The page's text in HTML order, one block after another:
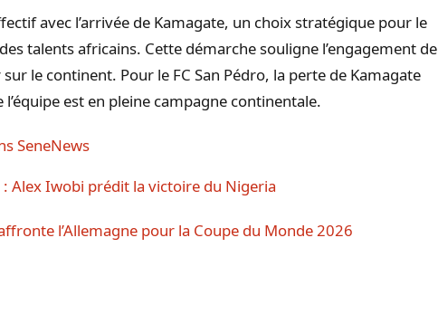
avec l’arrivée de Kamagate, un choix stratégique pour le
talents africains. Cette démarche souligne l’engagement de
sur le continent. Pour le FC San Pédro, la perte de Kamagate
est en pleine campagne continentale.
: Alex Iwobi prédit la victoire du Nigeria
l’Allemagne pour la Coupe du Monde 2026